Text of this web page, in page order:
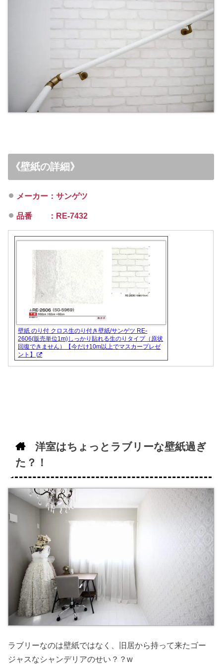
《壁紙の詳細》
メーカー：サンゲツ
品番 ：RE-7432
壁紙 のり付 クロス生のり付き壁紙/サンゲツ RE-
2606(販売単位1m)しっかり貼れる生のりタイプ（原状
回復できません）【今だけ10m以上でマスカープレゼ
ント】
洋室はちょっとラブリーな壁紙過ぎ
た？！
ラブリーなのは壁紙ではなく、旧居から持って来たゴー
ジャスなシャンデリアのせい？？w